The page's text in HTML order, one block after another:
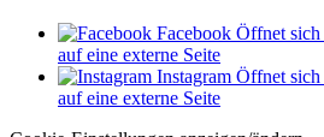
Facebook Öffnet sich
auf eine externe Seite
Instagram Öffnet sich
auf eine externe Seite